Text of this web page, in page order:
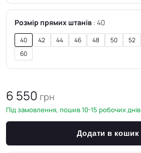
Розмір прямих штанів 40
40 42 44 46 48 50 52
60
6 550 грн
Під замовлення, пошив 10-15 робочих днів
Додати в кошик